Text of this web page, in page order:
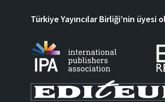
Türkiye Yayıncılar Birliği’nin üyesi